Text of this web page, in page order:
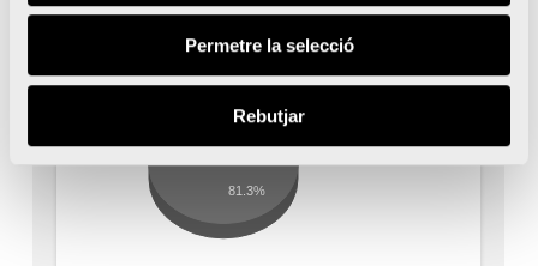
Permetre la selecció
Rebutjar